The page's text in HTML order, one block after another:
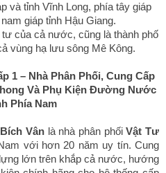
và tỉnh Vĩnh Long, phía tây giáp
giáp tỉnh Hậu Giang.
của cả nước, cũng là thành phố
vùng hạ lưu sông Mê Kông.
1 – Nhà Phân Phối, Cung Cấp
Và Phụ Kiện Đường Nước
Phía Nam
Vân là nhà phân phốiVật Tư
với hơn 20 năm uy tín. Cung
lớn trên khắp cả nước, hướng